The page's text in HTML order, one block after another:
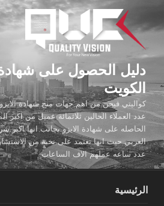
المحتوى
دليل الحصول على
الكويت
كواليتي فيجن من اهم جهات منح شهادة
عدد العملاء الحالين ثلاثمائة عميل من
الحاصله على شهادة الايزو بجانب انها اكبر
العربي حيث انها تعتمد على نخبة من
عدد ساعه عملهم الاف الساعات
الرئيسية